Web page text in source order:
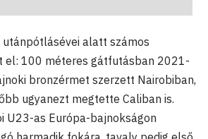
utánpótlásévei alatt számos
el: 100 méteres gátfutásban 2021-
bronzérmet szerzett Nairobiban,
ugyanezt megtette Caliban is.
U23-as Európa-bajnokságon